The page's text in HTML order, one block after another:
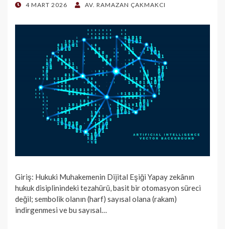
POSTED
4 MART 2026 AV. RAMAZAN ÇAKMAKCI
Giriş: Hukuki Muhakemenin Dijital Eşiği Yapay zekânın
hukuk disiplinindeki tezahürü, basit bir otomasyon süreci
değil; sembolik olanın (harf) sayısal olana (rakam)
indirgenmesi ve bu sayısal…